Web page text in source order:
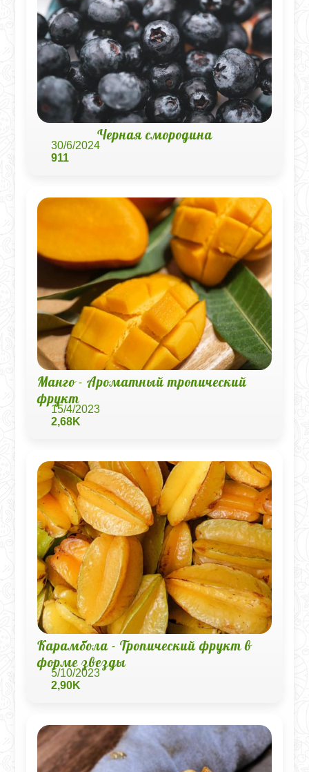
Черная смородина
30/6/2024
911
Манго - Ароматный тропический
фрукт
15/4/2023
2,68K
Карамбола - Тропический фрукт в
форме звезды
5/10/2023
2,90K